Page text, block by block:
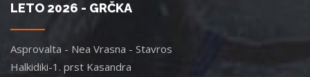
LETO 2026 - GRČKA
Asprovalta - Nea Vrasna - Stavros
Halkidiki-1. prst Kasandra